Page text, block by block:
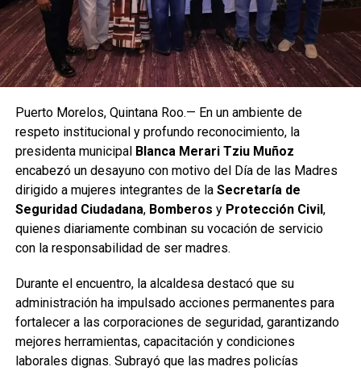
Puerto Morelos, Quintana Roo.— En un ambiente de
respeto institucional y profundo reconocimiento, la
presidenta municipal Blanca Merari Tziu Muñoz
encabezó un desayuno con motivo del Día de las Madres
dirigido a mujeres integrantes de la Secretaría de
Seguridad Ciudadana, Bomberos y Protección Civil,
quienes diariamente combinan su vocación de servicio
con la responsabilidad de ser madres.
Durante el encuentro, la alcaldesa destacó que su
administración ha impulsado acciones permanentes para
fortalecer a las corporaciones de seguridad, garantizando
mejores herramientas, capacitación y condiciones
laborales dignas. Subrayó que las madres policías